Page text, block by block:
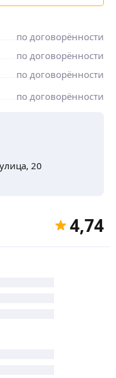
по договорённости
по договорённости
по договорённости
по договорённости
20
4,74